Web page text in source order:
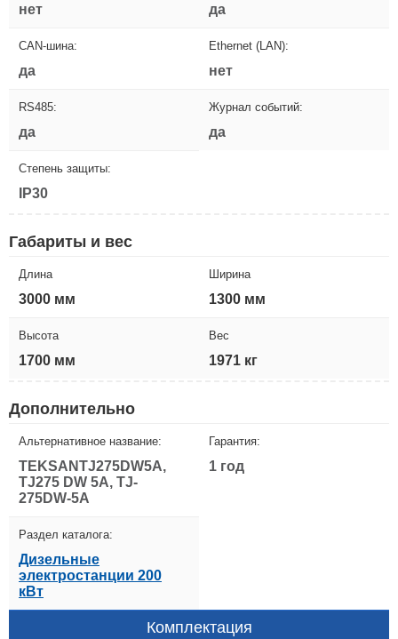
нет да
CAN-шина:
да
Ethernet (LAN):
нет
RS485:
да
Журнал событий:
да
Степень защиты:
IP30
Габариты и вес
Длина
3000 мм
Ширина
1300 мм
Высота
1700 мм
Вес
1971 кг
Дополнительно
Альтернативное название:
TEKSANTJ275DW5A,
TJ275 DW 5A, TJ-
275DW-5A
Гарантия:
1 год
Раздел каталога:
Дизельные
электростанции 200
кВт
Комплектация